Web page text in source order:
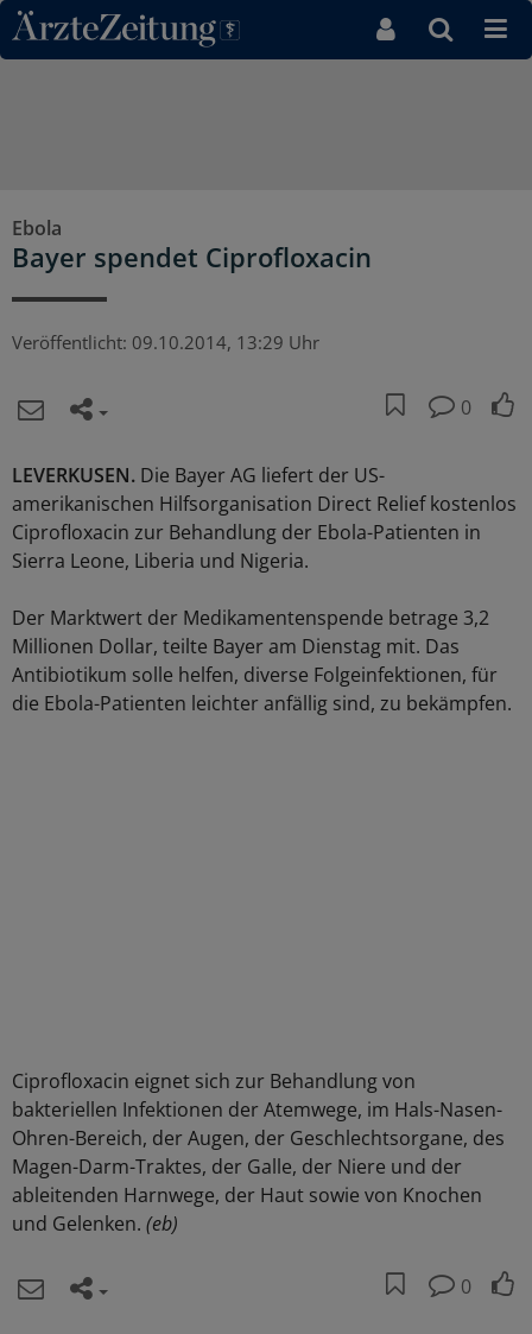
Direkt zum Inhaltsbereich
Ebola
Bayer spendet Ciprofloxacin
Veröffentlicht: 09.10.2014, 13:29 Uhr
0
LEVERKUSEN. Die Bayer AG liefert der US-
amerikanischen Hilfsorganisation Direct Relief kostenlos
Ciprofloxacin zur Behandlung der Ebola-Patienten in
Sierra Leone, Liberia und Nigeria.
Der Marktwert der Medikamentenspende betrage 3,2
Millionen Dollar, teilte Bayer am Dienstag mit. Das
Antibiotikum solle helfen, diverse Folgeinfektionen, für
die Ebola-Patienten leichter anfällig sind, zu bekämpfen.
Ciprofloxacin eignet sich zur Behandlung von
bakteriellen Infektionen der Atemwege, im Hals-Nasen-
Ohren-Bereich, der Augen, der Geschlechtsorgane, des
Magen-Darm-Traktes, der Galle, der Niere und der
ableitenden Harnwege, der Haut sowie von Knochen
und Gelenken. (eb)
0